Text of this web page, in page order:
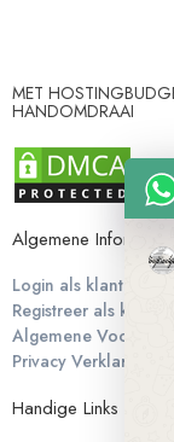
MET
HANDOMDRAAI
Algemene Informatie
Login als klant
Registreer als klant
Algemene
Privacy Verklaring
Handige Links